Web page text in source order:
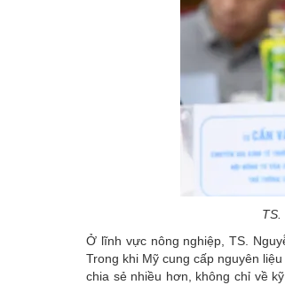
TS.
Ở lĩnh vực nông nghiệp, TS.
Trong khi Mỹ cung cấp nguyên
chia sẻ nhiều hơn, không chỉ về